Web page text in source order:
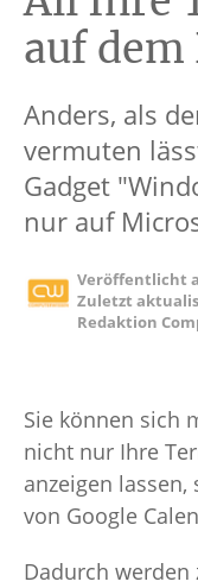
auf dem
Anders, als
vermuten
Gadget
nur auf
Veröffentlicht
Zuletzt
Redaktion
Sie können sich
nicht nur Ihre
anzeigen
von Google
Dadurch